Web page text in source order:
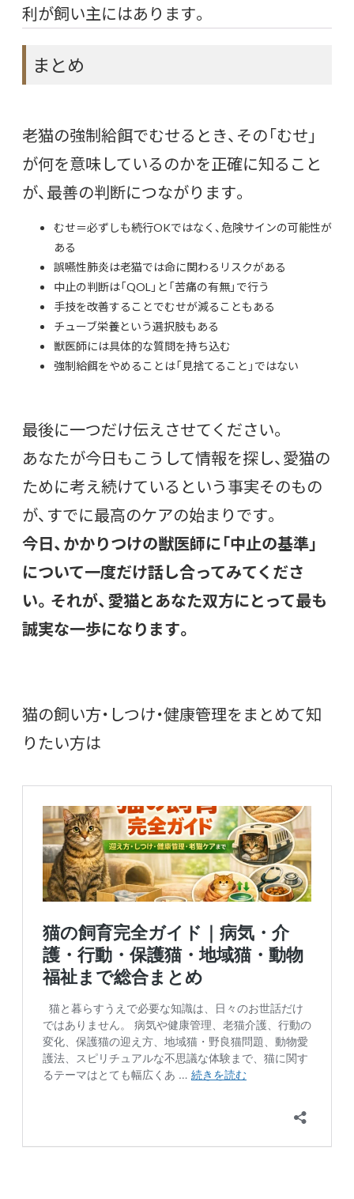
利が飼い主にはあります。
まとめ
老猫の強制給餌でむせるとき、その「むせ」
が何を意味しているのかを正確に知ること
が、最善の判断につながります。
むせ＝必ずしも続行OKではなく、危険サインの可能性が
ある
誤嚥性肺炎は老猫では命に関わるリスクがある
中止の判断は「QOL」と「苦痛の有無」で行う
手技を改善することでむせが減ることもある
チューブ栄養という選択肢もある
獣医師には具体的な質問を持ち込む
強制給餌をやめることは「見捨てること」ではない
最後に一つだけ伝えさせてください。
あなたが今日もこうして情報を探し、愛猫の
ために考え続けているという事実そのもの
が、すでに最高のケアの始まりです。
今日、かかりつけの獣医師に「中止の基準」
について一度だけ話し合ってみてくださ
い。それが、愛猫とあなた双方にとって最も
誠実な一歩になります。
猫の飼い方・しつけ・健康管理をまとめて知
りたい方は